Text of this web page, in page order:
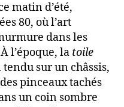
matin d’été,
80, où l’art
dans les
l’époque, la toile
sur un châssis,
pinceaux tachés
un coin sombre